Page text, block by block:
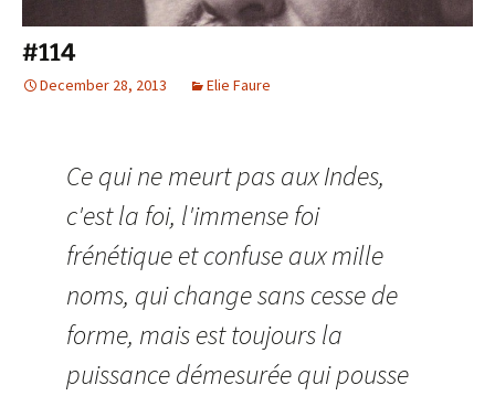
#114
December 28, 2013 Elie Faure
Ce qui ne meurt pas aux Indes,
c'est la foi, l'immense foi
frénétique et confuse aux mille
noms, qui change sans cesse de
forme, mais est toujours la
puissance démesurée qui pousse